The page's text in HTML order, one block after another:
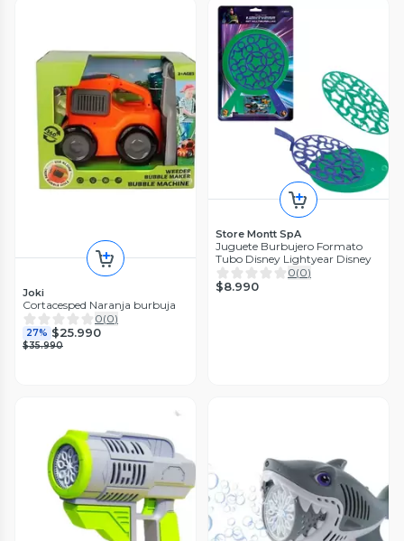
Joki
Cortacesped Naranja burbuja
0(0)
27% $25.990
$35.990
Store Montt SpA
Juguete Burbujero Formato
Tubo Disney Lightyear Disney
0(0)
$8.990